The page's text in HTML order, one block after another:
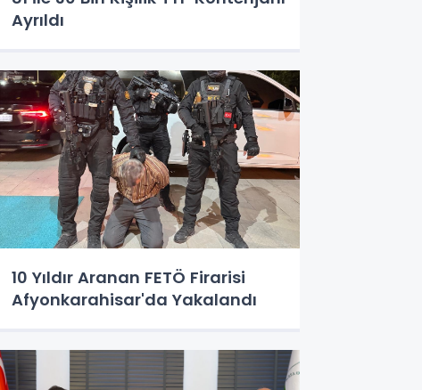
Ayrıldı
10 Yıldır Aranan FETÖ Firarisi
Afyonkarahisar'da Yakalandı